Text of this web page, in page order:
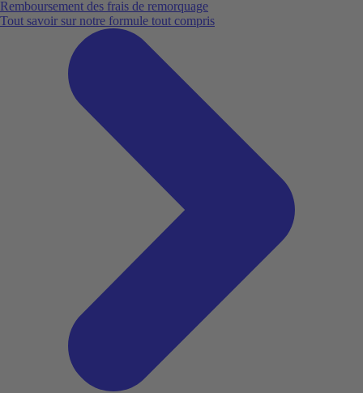
Remboursement des frais de remorquage
Tout savoir sur notre formule tout compris